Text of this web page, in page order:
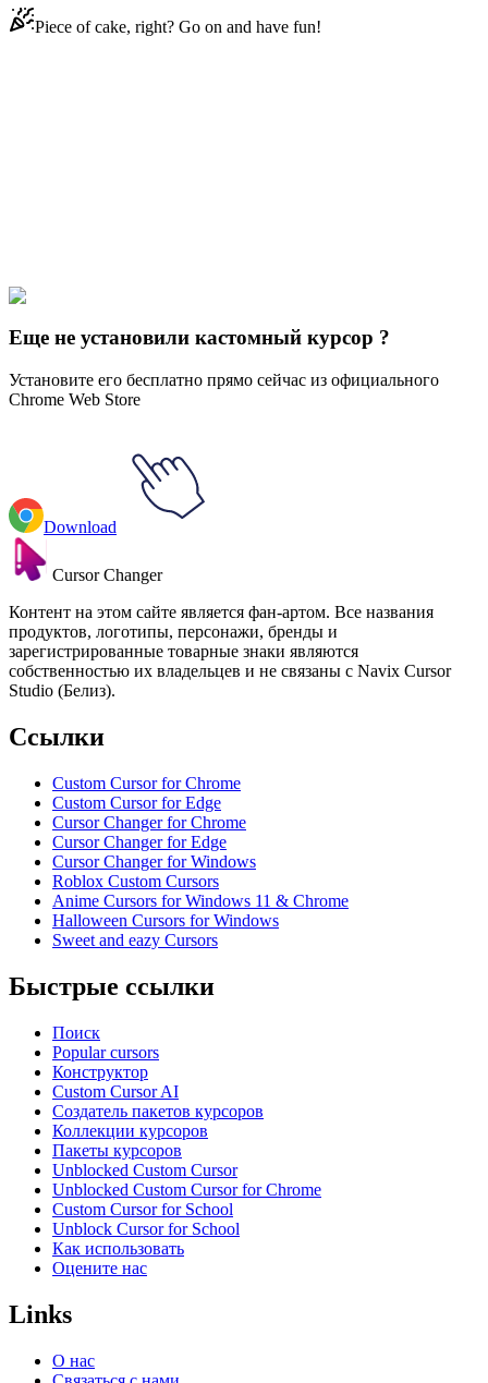
Piece of cake, right? Go on and have fun!
Windows 95/98
Еще не установили кастомный курсор ?
Установите его бесплатно прямо сейчас из официального
Chrome Web Store
Download
Cursor Changer
Контент на этом сайте является фан-артом. Все названия
продуктов, логотипы, персонажи, бренды и
зарегистрированные товарные знаки являются
собственностью их владельцев и не связаны с Navix Cursor
Studio (Белиз).
Ссылки
Custom Cursor for Chrome
Custom Cursor for Edge
Cursor Changer for Chrome
Cursor Changer for Edge
Cursor Changer for Windows
Roblox Custom Cursors
Anime Cursors for Windows 11 & Chrome
Halloween Cursors for Windows
Sweet and eazy Cursors
Быстрые ссылки
Поиск
Popular cursors
Конструктор
Custom Cursor AI
Создатель пакетов курсоров
Коллекции курсоров
Пакеты курсоров
Unblocked Custom Cursor
Unblocked Custom Cursor for Chrome
Custom Cursor for School
Unblock Cursor for School
Как использовать
Оцените нас
Links
О нас